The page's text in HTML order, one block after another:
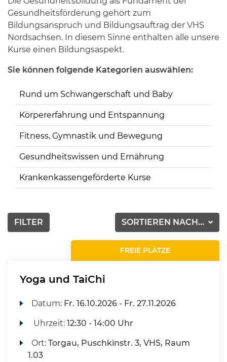
Gesundheitsförderung gehört zum
Bildungsanspruch und Bildungsauftrag der VHS
Nordsachsen. In diesem Sinne enthalten alle unsere
Kurse einen Bildungsaspekt.
Sie können folgende Kategorien auswählen:
Rund um Schwangerschaft und Baby
Körpererfahrung und Entspannung
Fitness, Gymnastik und Bewegung
Gesundheitswissen und Ernährung
Krankenkassengeförderte Kurse
SORTIEREN NACH...
FILTER
FREIE PLÄTZE
Yoga und TaiChi
Datum: Fr. 16.10.2026 - Fr. 27.11.2026
Uhrzeit:12:30 - 14:00 Uhr
Ort:Torgau, Puschkinstr. 3, VHS, Raum
1.03